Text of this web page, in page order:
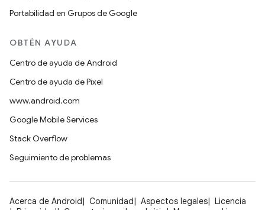
Portabilidad en Grupos de Google
OBTÉN AYUDA
Centro de ayuda de Android
Centro de ayuda de Pixel
www.android.com
Google Mobile Services
Stack Overflow
Seguimiento de problemas
Acerca de Android Comunidad Aspectos legales
Licencia